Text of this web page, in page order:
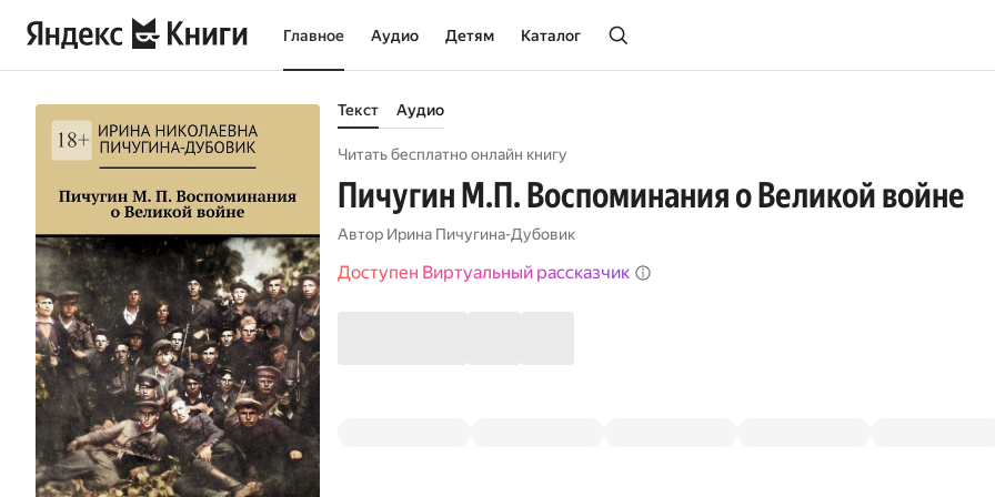
Главное Аудио Детям Каталог
Текст Аудио
Читать бесплатно онлайн книгу
Пичугин М.П. Воспоминания о Великой войне
Автор Ирина Пичугина-Дубовик
Доступен Виртуальный рассказчик